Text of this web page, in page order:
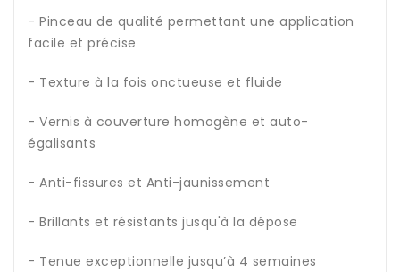
- Pinceau de qualité permettant une application
facile et précise
- Texture à la fois onctueuse et fluide
- Vernis à couverture homogène et auto-
égalisants
- Anti-fissures et Anti-jaunissement
- Brillants et résistants jusqu'à la dépose
- Tenue exceptionnelle jusqu’à 4 semaines